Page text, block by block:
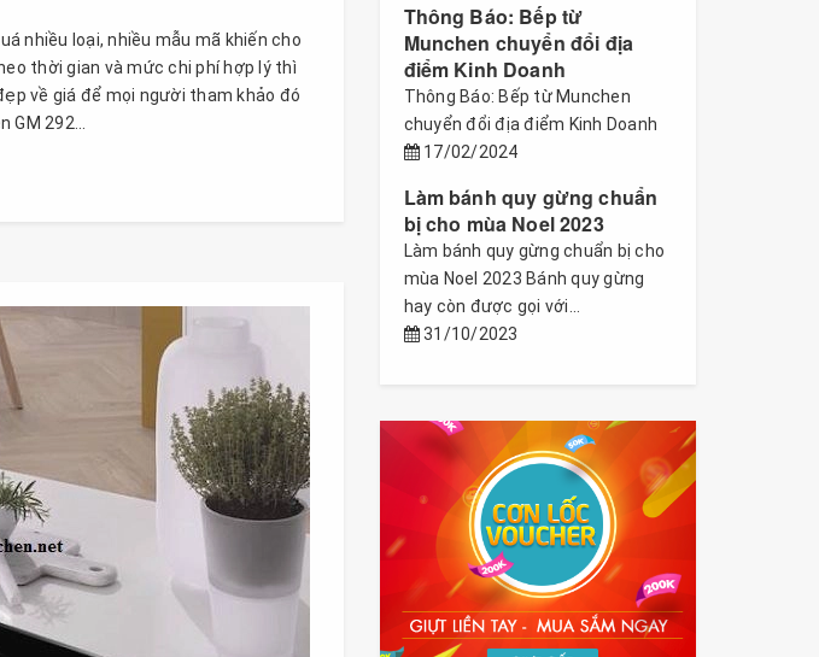
nhiều loại, nhiều mẫu mã khiến cho
thời gian và mức chi phí hợp lý thì
về giá để mọi người tham khảo đó
292...
Thông Báo: Bếp từ
Munchen chuyển đổi địa
điểm Kinh Doanh
Thông Báo: Bếp từ Munchen
chuyển đổi địa điểm Kinh Doanh
17/02/2024
Làm bánh quy gừng chuẩn
bị cho mùa Noel 2023
Làm bánh quy gừng chuẩn bị cho
mùa Noel 2023 Bánh quy gừng
hay còn được gọi với...
31/10/2023